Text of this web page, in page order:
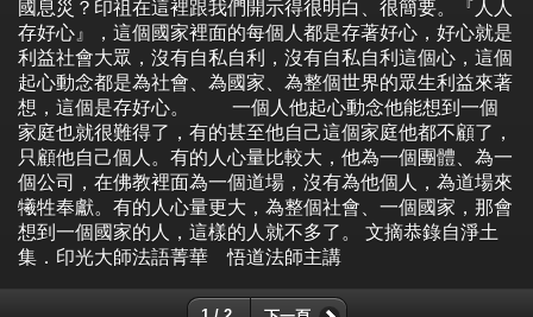
國息災？印祖在這裡跟我們開示得很明白、很簡要。『人人
存好心』，這個國家裡面的每個人都是存著好心，好心就是
利益社會大眾，沒有自私自利，沒有自私自利這個心，這個
起心動念都是為社會、為國家、為整個世界的眾生利益來著
想，這個是存好心。 一個人他起心動念他能想到一個
家庭也就很難得了，有的甚至他自己這個家庭他都不顧了，
只顧他自己個人。有的人心量比較大，他為一個團體、為一
個公司，在佛教裡面為一個道場，沒有為他個人，為道場來
犧牲奉獻。有的人心量更大，為整個社會、一個國家，那會
想到一個國家的人，這樣的人就不多了。 文摘恭錄自淨土
集．印光大師法語菁華 悟道法師主講